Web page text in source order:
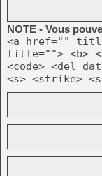
NOTE - Vous
<a href=""
title=""> <b>
<code> <del
<s> <strike>